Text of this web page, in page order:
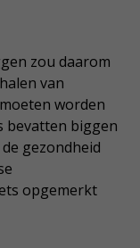
zou daarom
van
worden
bevatten biggen
gezondheid
opgemerkt